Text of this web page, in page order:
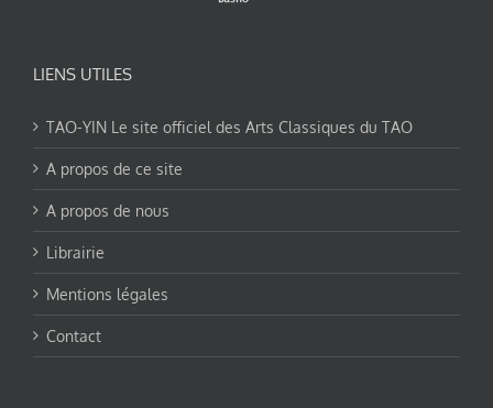
LIENS UTILES
TAO-YIN Le site officiel des Arts Classiques du TAO
A propos de ce site
A propos de nous
Librairie
Mentions légales
Contact